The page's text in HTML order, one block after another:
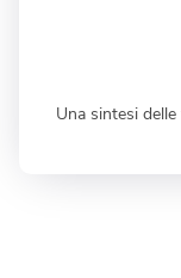
Una sintesi